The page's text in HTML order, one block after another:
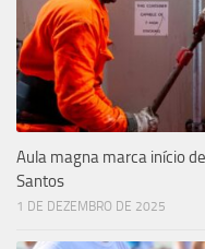
Aula magna marca início
Santos
1 DE DEZEMBRO DE 2025